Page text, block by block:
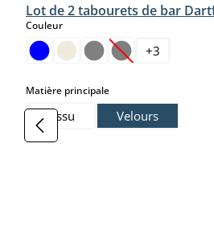
Lot de 2 tabourets de bar
Couleurselect
(Cette option n'est
+3
Matière principaleselect
Tissu Velours